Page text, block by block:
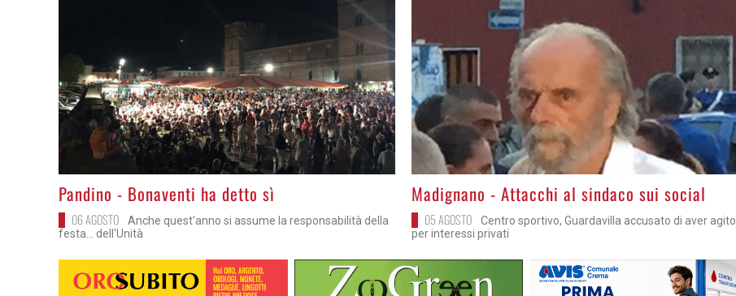
>
Pandino - Bonaventi ha detto sì
06 AGOSTO
Anche quest'anno si assume la responsabilità della
festa... dell'Unità
>Madignano - Attacchi al sindaco sui social
05 AGOSTO
Centro sportivo, Guardavilla accusato di aver agito
per interessi privati